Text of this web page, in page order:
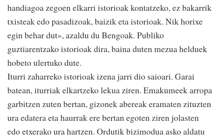
handiagoa zegoen elkarri istorioak kontatzeko, ez bakarrik
txisteak edo pasadizoak, baizik eta istorioak. Nik horixe
egin behar dut», azaldu du Bengoak. Publiko
guztiarentzako istorioak dira, baina duten mezua helduek
hobeto ulertuko dute.
Iturri zaharreko istorioak izena jarri dio saioari. Garai
batean, iturriak elkartzeko lekua ziren. Emakumeek arropa
garbitzen zuten bertan, gizonek abereak eramaten zituzten
ura edatera eta haurrak ere bertan egoten ziren jolasten
edo etxerako ura hartzen. Ordutik bizimodua asko aldatu